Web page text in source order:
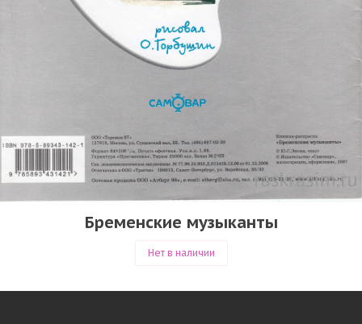
Бременские музыканты
Нет в наличии